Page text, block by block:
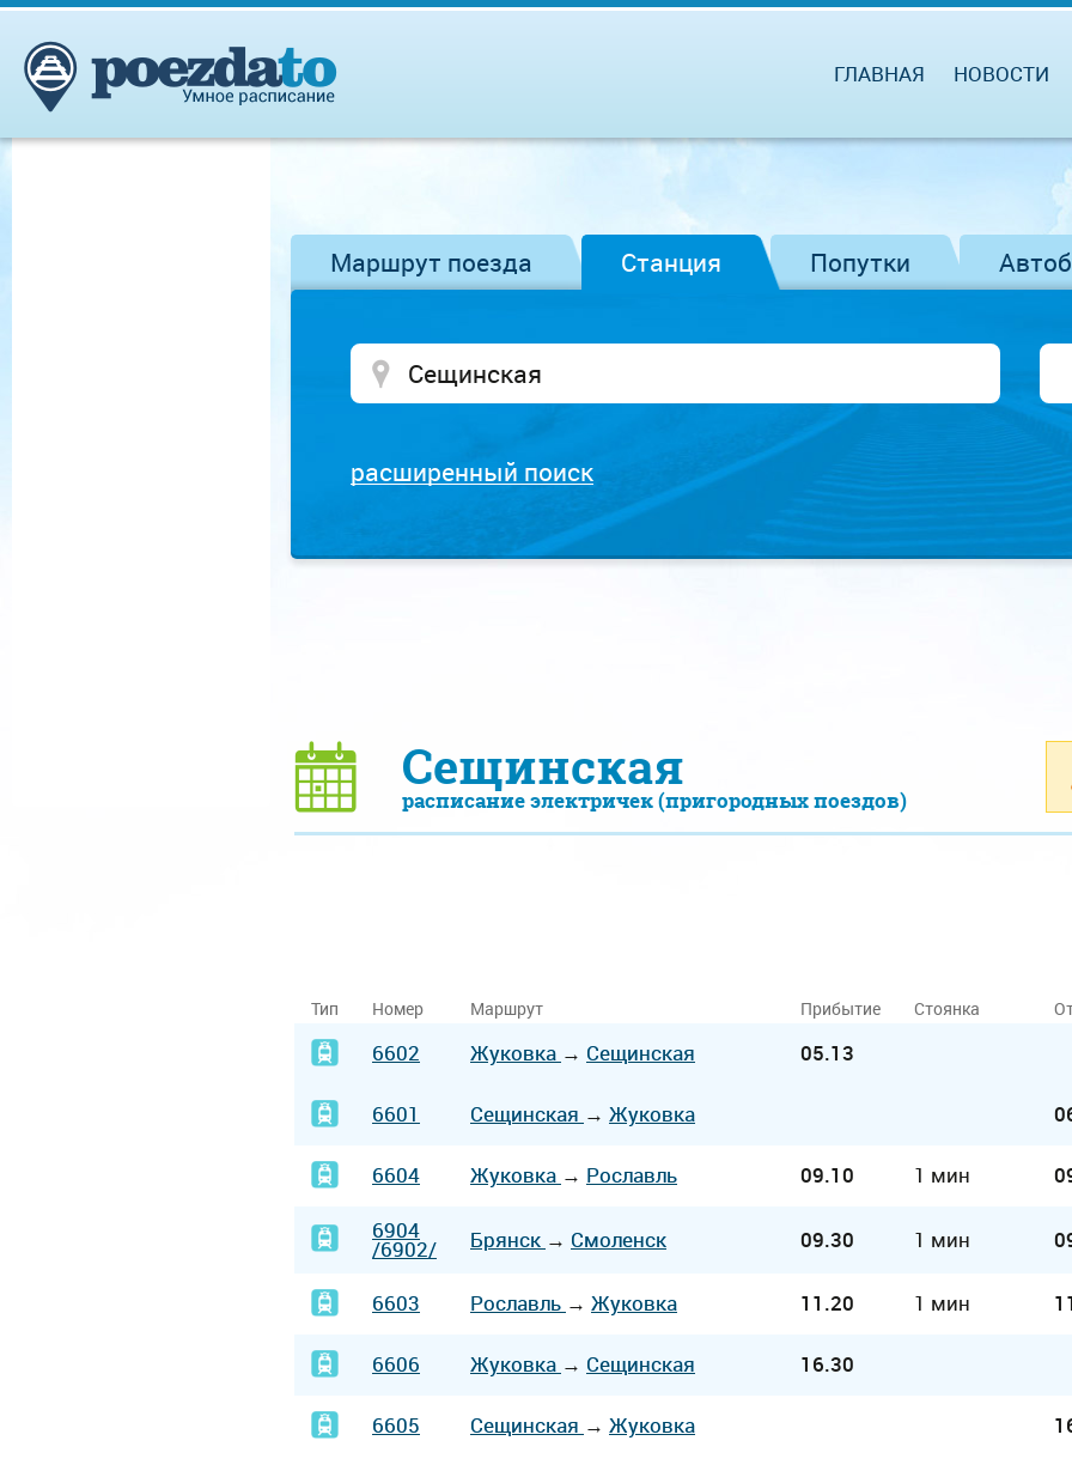
ГЛАВНАЯ НОВОСТИ
Маршрут поезда Станция Попутки
расширенный поиск
Сещинская
расписание электричек (пригородных поездов)
Тип Номер Маршрут Прибытие Стоянка
6602 Жуковка → Сещинская 05.13
6601 Сещинская → Жуковка
6604 Жуковка → Рославль 09.10 1 мин
6904
/6902/ Брянск → Смоленск 09.30 1 мин
6603 Рославль → Жуковка 11.20 1 мин
6606 Жуковка → Сещинская 16.30
6605 Сещинская → Жуковка